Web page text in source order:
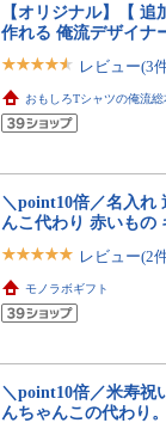
【オリジナル】【
作れる 俺流デザイナ
レビュー(3
おもしろTシャツの俺流総
＼point10倍／名入れ
んこ代わり 赤いもの
レビュー(2
モノラボギフト
＼point10倍／米寿祝
んちゃんこの代わり